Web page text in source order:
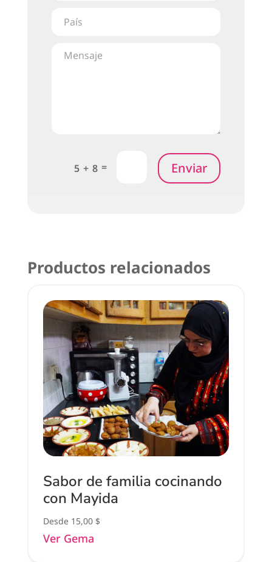
5 + 8 = Enviar
Productos relacionados
Sabor de familia cocinando
con Mayida
Desde 15,00 $
Ver Gema